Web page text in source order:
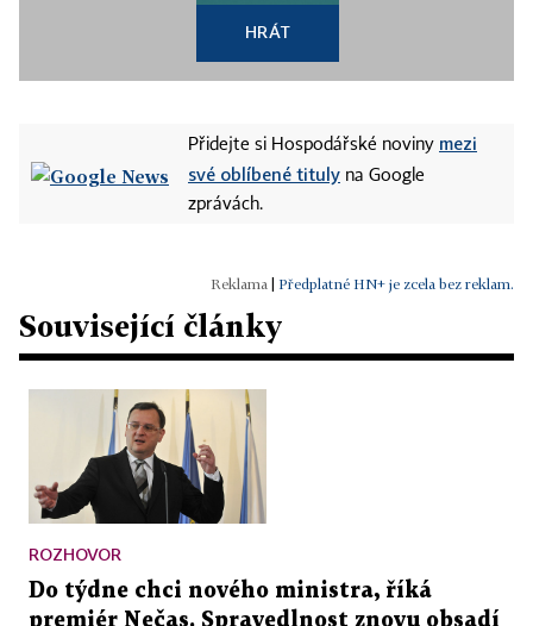
HRÁT
Přidejte si Hospodářské noviny mezi
své oblíbené tituly na Google
zprávách.
Předplatné HN+ je zcela bez reklam.
Související články
ROZHOVOR
Do týdne chci nového ministra, říká
premiér Nečas. Spravedlnost znovu obsadí